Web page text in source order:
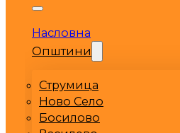
Насловна
Општини
Струмица
Ново Село
Босилово